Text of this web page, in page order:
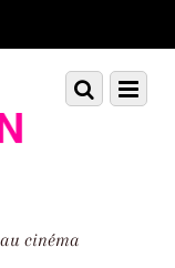
cinéma
Menu
Scroll
down